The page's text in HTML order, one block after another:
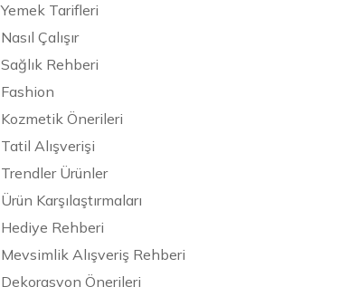
Yemek Tarifleri
Nasıl Çalışır
Sağlık Rehberi
Fashion
Kozmetik Önerileri
Tatil Alışverişi
Trendler Ürünler
Ürün Karşılaştırmaları
Hediye Rehberi
Mevsimlik Alışveriş Rehberi
Dekorasyon Önerileri